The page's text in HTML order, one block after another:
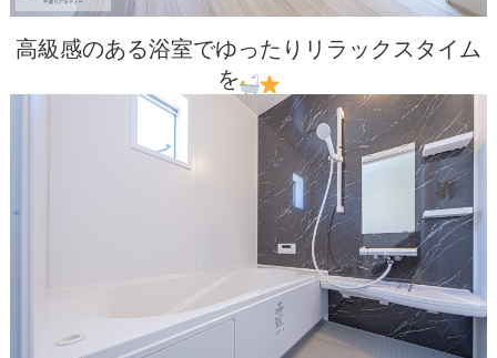
高級感のある浴室でゆったりリラックスタイム
を